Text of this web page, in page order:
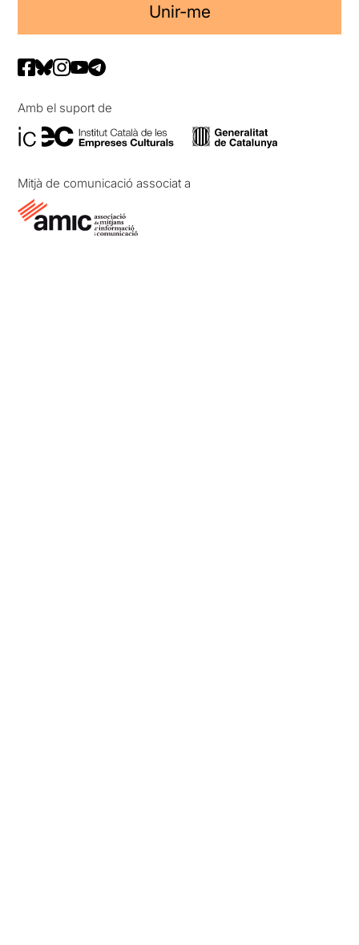
Unir-me
Amb el suport de
Mitjà de comunicació associat a